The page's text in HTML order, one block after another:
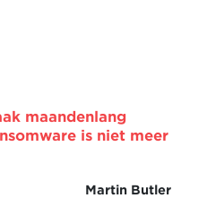
maandenlang
is niet meer
Martin Butler